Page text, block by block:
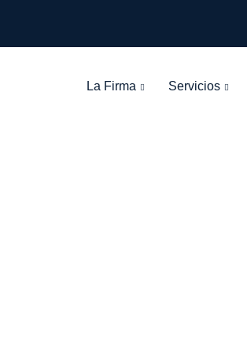
La Firma Servicios